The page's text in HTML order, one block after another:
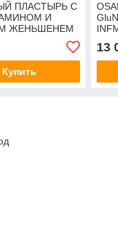
ПЛАСТЫРЬ С
И
ЖЕНЬШЕНЕМ
RED
GREENON 20
Купить
13